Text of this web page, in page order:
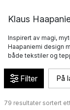
Klaus
Inspirert av magi,
Haapaniemi design
både tekstiler og
Filter På
79 resultater sortert